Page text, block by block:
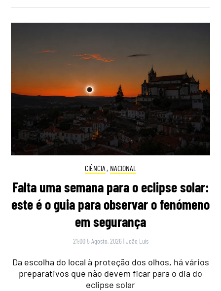
CIÊNCIA , NACIONAL
Falta uma semana para o eclipse solar:
este é o guia para observar o fenómeno
em segurança
21:00 5 Agosto, 2026 |João Luís
Da escolha do local à proteção dos olhos, há vários
preparativos que não devem ficar para o dia do
eclipse solar